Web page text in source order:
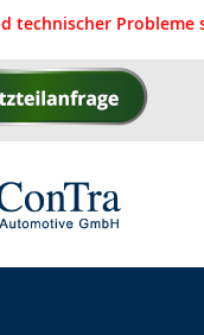
technischer